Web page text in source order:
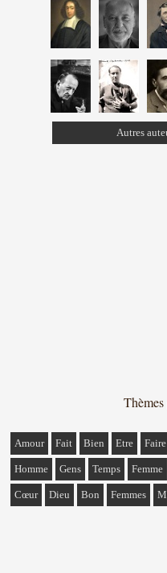
Autres
Amour Fait Bien Etre Faire
Homme Gens Temps Femme
Cœur Dieu Bon Femmes